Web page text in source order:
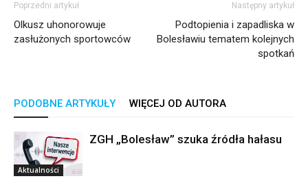
Poprzedni artykuł
Olkusz uhonorowuje
zasłużonych sportowców
Następny artykuł
Podtopienia i zapadliska w
Bolesławiu tematem kolejnych
spotkań
PODOBNE ARTYKUŁY WIĘCEJ OD AUTORA
Aktualności
ZGH „Bolesław” szuka źródła hałasu